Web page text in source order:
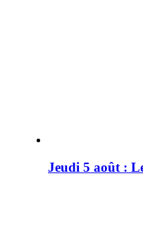
Jeudi 5 août :